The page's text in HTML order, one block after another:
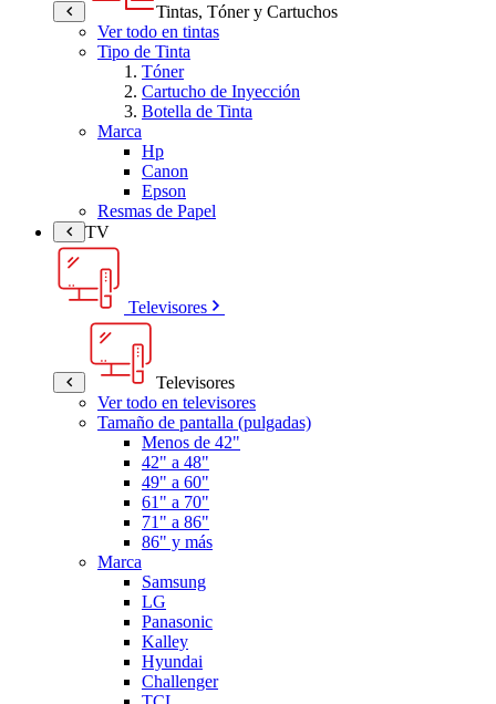
Tintas, Tóner y Cartuchos
Ver todo en tintas
Tipo de Tinta
Tóner
Cartucho de Inyección
Botella de Tinta
Marca
Hp
Canon
Epson
Resmas de Papel
TV
Televisores
Televisores
Ver todo en televisores
Tamaño de pantalla (pulgadas)
Menos de 42"
42" a 48"
49" a 60"
61" a 70"
71" a 86"
86" y más
Marca
Samsung
LG
Panasonic
Kalley
Hyundai
Challenger